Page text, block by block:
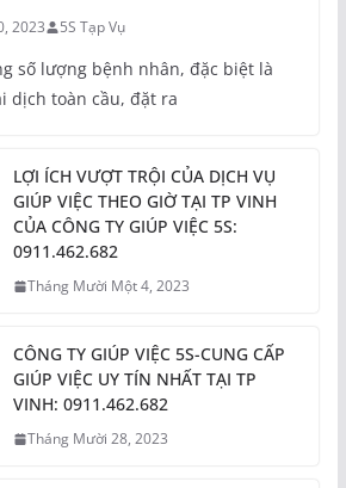
2023 5S Tạp Vụ
số lượng bệnh nhân, đặc biệt là
dịch toàn cầu, đặt ra
LỢI ÍCH VƯỢT TRỘI CỦA DỊCH VỤ
GIÚP VIỆC THEO GIỜ TẠI TP VINH
CỦA CÔNG TY GIÚP VIỆC 5S:
0911.462.682
Tháng Mười Một 4, 2023
CÔNG TY GIÚP VIỆC 5S-CUNG CẤP
GIÚP VIỆC UY TÍN NHẤT TẠI TP
VINH: 0911.462.682
Tháng Mười 28, 2023